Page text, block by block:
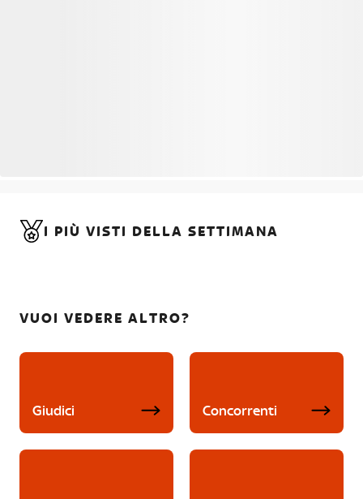
I PIÙ VISTI DELLA SETTIMANA
VUOI VEDERE ALTRO?
Giudici Concorrenti